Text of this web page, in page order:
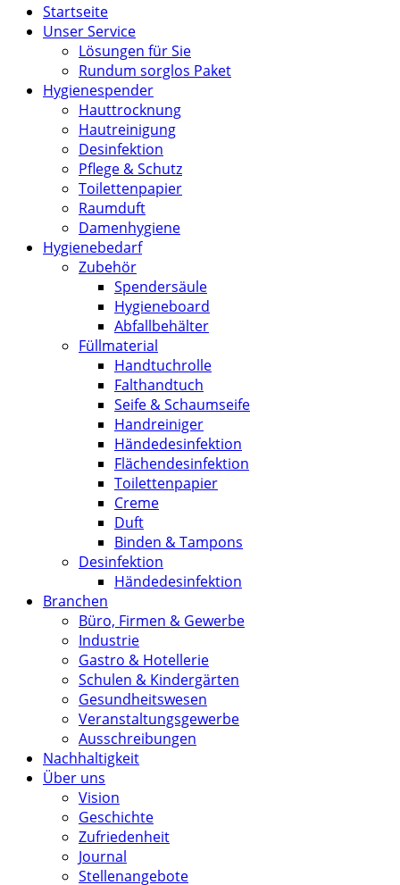
Startseite
Unser Service
Lösungen für Sie
Rundum sorglos Paket
Hygienespender
Hauttrocknung
Hautreinigung
Desinfektion
Pflege & Schutz
Toilettenpapier
Raumduft
Damenhygiene
Hygienebedarf
Zubehör
Spendersäule
Hygieneboard
Abfallbehälter
Füllmaterial
Handtuchrolle
Falthandtuch
Seife & Schaumseife
Handreiniger
Händedesinfektion
Flächendesinfektion
Toilettenpapier
Creme
Duft
Binden & Tampons
Desinfektion
Händedesinfektion
Branchen
Büro, Firmen & Gewerbe
Industrie
Gastro & Hotellerie
Schulen & Kindergärten
Gesundheitswesen
Veranstaltungsgewerbe
Ausschreibungen
Nachhaltigkeit
Über uns
Vision
Geschichte
Zufriedenheit
Journal
Stellenangebote